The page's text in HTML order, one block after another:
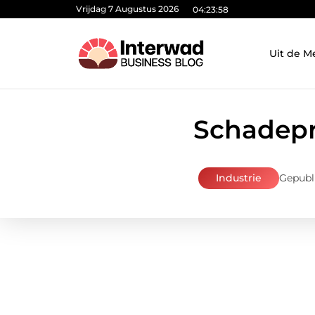
Vrijdag 7 Augustus 2026 04:23:59
Uit de
Industrie